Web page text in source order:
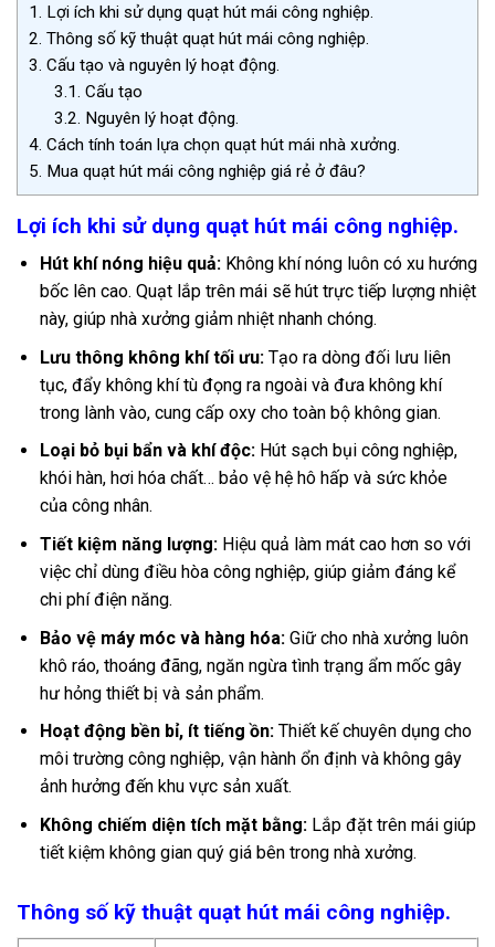
1. Lợi ích khi sử dụng quạt hút mái công nghiệp.
2. Thông số kỹ thuật quạt hút mái công nghiệp.
3. Cấu tạo và nguyên lý hoạt động.
3.1. Cấu tạo
3.2. Nguyên lý hoạt động.
4. Cách tính toán lựa chọn quạt hút mái nhà xưởng.
5. Mua quạt hút mái công nghiệp giá rẻ ở đâu?
Lợi ích khi sử dụng quạt hút mái công nghiệp.
Hút khí nóng hiệu quả:Không khí nóng luôn có xu hướng
bốc lên cao. Quạt lắp trên mái sẽ hút trực tiếp lượng nhiệt
này, giúp nhà xưởng giảm nhiệt nhanh chóng.
Lưu thông không khí tối ưu:Tạo ra dòng đối lưu liên
tục, đẩy không khí tù đọng ra ngoài và đưa không khí
trong lành vào, cung cấp oxy cho toàn bộ không gian.
Loại bỏ bụi bẩn và khí độc:Hút sạch bụi công nghiệp,
khói hàn, hơi hóa chất… bảo vệ hệ hô hấp và sức khỏe
của công nhân.
Tiết kiệm năng lượng:Hiệu quả làm mát cao hơn so với
việc chỉ dùng điều hòa công nghiệp, giúp giảm đáng kể
chi phí điện năng.
Bảo vệ máy móc và hàng hóa:Giữ cho nhà xưởng luôn
khô ráo, thoáng đãng, ngăn ngừa tình trạng ẩm mốc gây
hư hỏng thiết bị và sản phẩm.
Hoạt động bền bỉ, ít tiếng ồn:Thiết kế chuyên dụng cho
môi trường công nghiệp, vận hành ổn định và không gây
ảnh hưởng đến khu vực sản xuất.
Không chiếm diện tích mặt bằng:Lắp đặt trên mái giúp
tiết kiệm không gian quý giá bên trong nhà xưởng.
Thông số kỹ thuật quạt hút mái công nghiệp.